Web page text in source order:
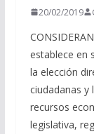
20/02/2019
establece en
la elección
ciudadanas y
recursos
legislativa,